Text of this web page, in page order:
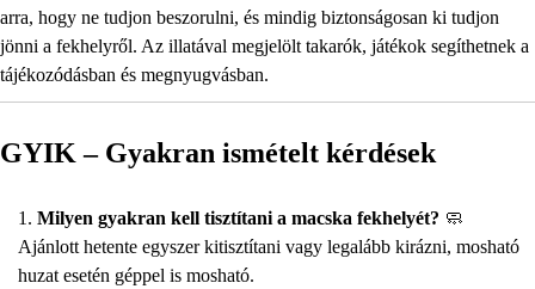
arra, hogy ne tudjon beszorulni, és mindig biztonságosan ki tudjon
jönni a fekhelyről. Az illatával megjelölt takarók, játékok segíthetnek a
tájékozódásban és megnyugvásban.
GYIK – Gyakran ismételt kérdések
Milyen gyakran kell tisztítani a macska fekhelyét? 🧼
Ajánlott hetente egyszer kitisztítani vagy legalább kirázni, mosható
huzat esetén géppel is mosható.